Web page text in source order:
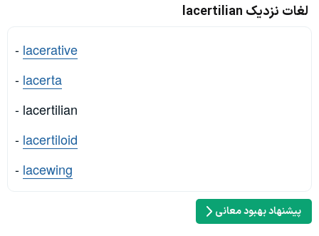
لغات نزدیک lacertilian
- lacerative
- lacerta
- lacertilian
- lacertiloid
- lacewing
پیشنهاد بهبود معانی